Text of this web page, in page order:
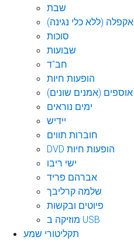
שבת
אקפלה (ללא כלי נגינה)
סוכות
שבועות
חב"ד
הופעות חיות
אוספים (אמנים שונים)
ימים נוראים
יידיש
חוברות תווים
DVD הופעות חיות
ישי ריבו
אברהם פריד
שלמה קרליבך
פיוטים ובקשות
מוזיקה ב USB
תקליטורי שמע